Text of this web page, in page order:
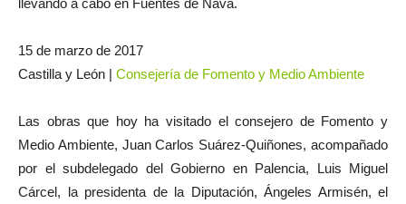
llevando a cabo en Fuentes de Nava.
15 de marzo de 2017
Castilla y León | Consejería de Fomento y Medio Ambiente
Las obras que hoy ha visitado el consejero de Fomento y
Medio Ambiente, Juan Carlos Suárez-Quiñones, acompañado
por el subdelegado del Gobierno en Palencia, Luis Miguel
Cárcel, la presidenta de la Diputación, Ángeles Armisén, el